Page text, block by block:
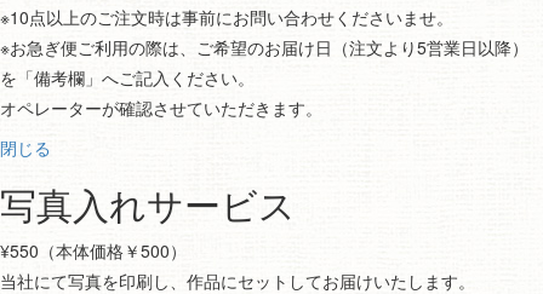
※10点以上のご注文時は事前にお問い合わせくださいませ。
※お急ぎ便ご利用の際は、ご希望のお届け日（注文より5営業日以降）
を「備考欄」へご記入ください。
オペレーターが確認させていただきます。
閉じる
写真入れサービス
¥550（本体価格￥500）
当社にて写真を印刷し、作品にセットしてお届けいたします。